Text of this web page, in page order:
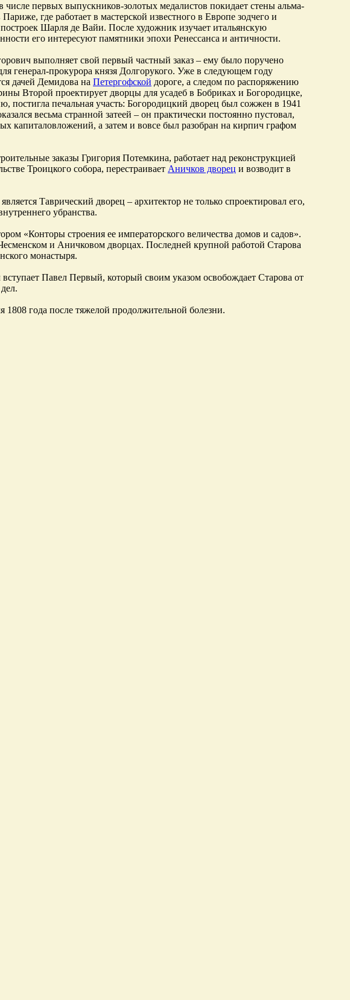
числе первых выпускников-золотых медалистов покидает стены альма-
где работает в мастерской известного в Европе зодчего и
Шарля де Вайи. После художник изучает итальянскую
его интересуют памятники эпохи Ренессанса и античности.
выполняет свой первый частный заказ – ему было поручено
генерал-прокурора князя Долгорукого. Уже в следующем году
дачей Демидова на Петергофской дороге, а следом по распоряжению
Второй проектирует дворцы для усадеб в Бобриках и Богородицке,
постигла печальная участь: Богородицкий дворец был сожжен в 1941
весьма странной затеей – он практически постоянно пустовал,
капиталовложений, а затем и вовсе был разобран на кирпич графом
заказы Григория Потемкина, работает над реконструкцией
Троицкого собора, перестраивает Аничков дворец и возводит в
Таврический дворец – архитектор не только спроектировал его,
убранства.
«Конторы строения ее императорского величества домов и садов».
и Аничковом дворцах. Последней крупной работой Старова
монастыря.
Павел Первый, который своим указом освобождает Старова от
1808 года после тяжелой продолжительной болезни.